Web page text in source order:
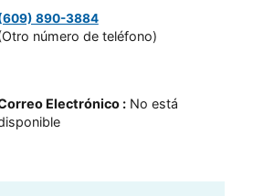
890-3884
número de teléfono)
Electrónico: No está